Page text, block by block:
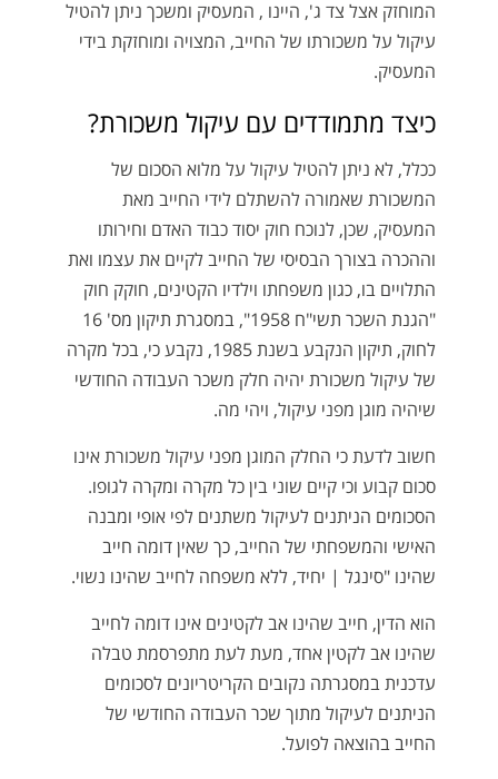
המוחזק אצל צד ג', היינו , המעסיק ומשכך ניתן להטיל
עיקול על משכורתו של החייב, המצויה ומוחזקת בידי
המעסיק.
כיצד מתמודדים עם עיקול משכורת?
ככלל, לא ניתן להטיל עיקול על מלוא הסכום של
המשכורת שאמורה להשתלם לידי החייב מאת
המעסיק, שכן, לנוכח חוק יסוד כבוד האדם וחירותו
וההכרה בצורך הבסיסי של החייב לקיים את עצמו ואת
התלויים בו, כגון משפחתו וילדיו הקטינים, חוקק חוק
"הגנת השכר תשי"ח 1958", במסגרת תיקון מס' 16
לחוק, תיקון הנקבע בשנת 1985, נקבע כי, בכל מקרה
של עיקול משכורת יהיה חלק משכר העבודה החודשי
שיהיה מוגן מפני עיקול, ויהי מה.
חשוב לדעת כי החלק המוגן מפני עיקול משכורת אינו
סכום קבוע וכי קיים שוני בין כל מקרה ומקרה לגופו.
הסכומים הניתנים לעיקול משתנים לפי אופי ומבנה
האישי והמשפחתי של החייב, כך שאין דומה חייב
שהינו "סינגל | יחיד, ללא משפחה לחייב שהינו נשוי.
הוא הדין, חייב שהינו אב לקטינים אינו דומה לחייב
שהינו אב לקטין אחד, מעת לעת מתפרסמת טבלה
עדכנית במסגרתה נקובים הקריטריונים לסכומים
הניתנים לעיקול מתוך שכר העבודה החודשי של
החייב בהוצאה לפועל.